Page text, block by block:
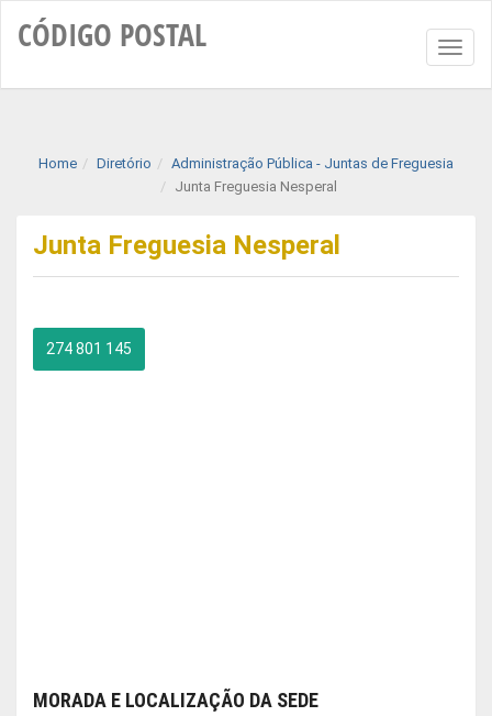
CÓDIGO POSTAL
Home Diretório
Administração Pública - Juntas de Freguesia
Junta Freguesia Nesperal
Junta Freguesia Nesperal
274 801 145
MORADA E LOCALIZAÇÃO DA SEDE